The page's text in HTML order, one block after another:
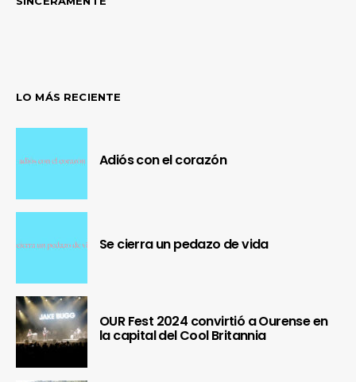
LO MÁS RECIENTE
Adiós con el corazón
Se cierra un pedazo de vida
OUR Fest 2024 convirtió a Ourense en
la capital del Cool Britannia